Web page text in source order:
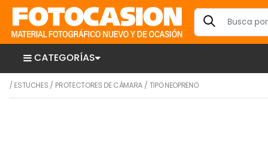
CATEGORÍAS
/ ESTUCHES / PROTECTORES DE CÁMARA/ TIPO NEOPRENO